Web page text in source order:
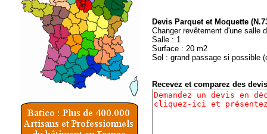
Devis Parquet et Moquette
Changer revêtement d'une salle
Salle : 1
Surface : 20 m2
Sol : grand passage si possible
Recevez et comparez des